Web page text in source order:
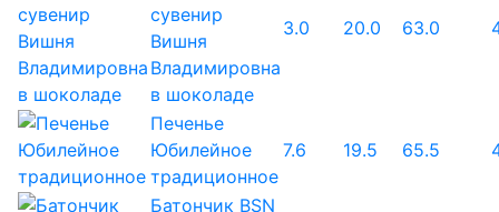
сувенир
Вишня
Владимировна
в шоколаде
3.0 20.0 63.0
Печенье
Юбилейное
традиционное
7.6 19.5 65.5
Батончик BSN